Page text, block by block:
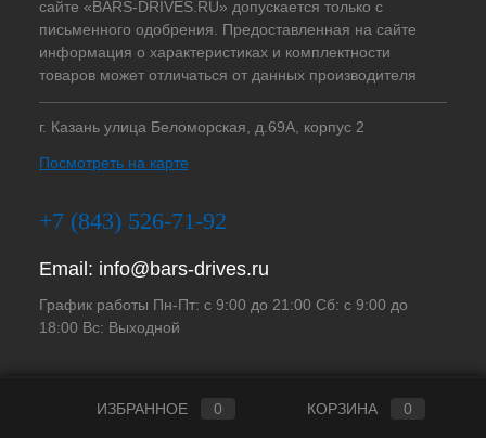
сайте «BARS-DRIVES.RU» допускается только с
письменного одобрения. Предоставленная на сайте
информация о характеристиках и комплектности
товаров может отличаться от данных производителя
г. Казань улица Беломорская, д.69А, корпус 2
Посмотреть на карте
+7 (843) 526-71-92
Email: info@bars-drives.ru
График работы Пн-Пт: с 9:00 до 21:00 Сб: с 9:00 до
18:00 Вс: Выходной
ИЗБРАННОЕ 0 КОРЗИНА 0